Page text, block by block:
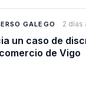
GALEGO 2 días
un caso de
de Vigo